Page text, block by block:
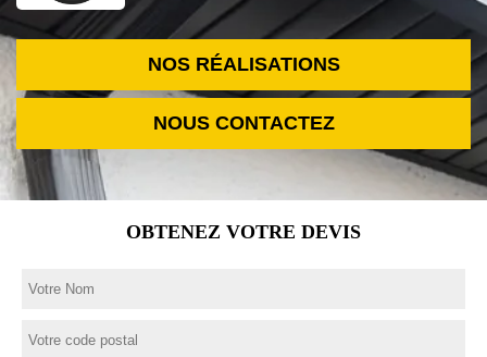
NOS RÉALISATIONS
NOUS CONTACTEZ
OBTENEZ VOTRE DEVIS